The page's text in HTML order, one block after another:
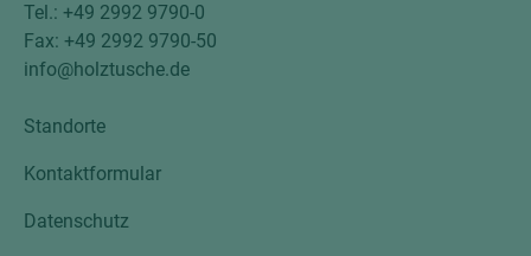
Tel.: +49 2992 9790-0
Fax: +49 2992 9790-50
info@holztusche.de
Standorte
Kontaktformular
Datenschutz